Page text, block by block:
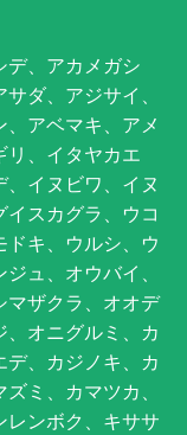
デ、アカメガシ
ダ、アジサイ、
アベマキ、アメ
リ、イタヤカエ
イヌビワ、イヌ
スカグラ、ウコ
キ、ウルシ、ウ
ュ、オウバイ、
マザクラ、オオデ
オニグルミ、カ
、カジノキ、カ
ミ、カマツカ、
レンボク、キササ